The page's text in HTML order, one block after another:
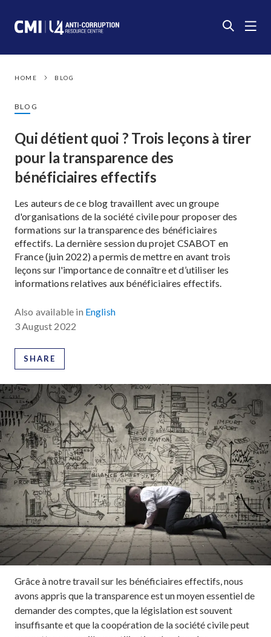
HOME BLOG
BLOG
Qui détient quoi ? Trois leçons à tirer
pour la transparence des
bénéficiaires effectifs
Les auteurs de ce blog travaillent avec un groupe
d'organisations de la société civile pour proposer des
formations sur la transparence des bénéficiaires
effectifs. La dernière session du projet CSABOT en
France (juin 2022) a permis de mettre en avant trois
leçons sur l'importance de connaître et d’utiliser les
informations relatives aux bénéficiaires effectifs.
Also available in English
3 August 2022
SHARE
Grâce à notre travail sur les bénéficiaires effectifs, nous
avons appris que la transparence est un moyen essentiel de
demander des comptes, que la législation est souvent
insuffisante et que la coopération de la société civile peut